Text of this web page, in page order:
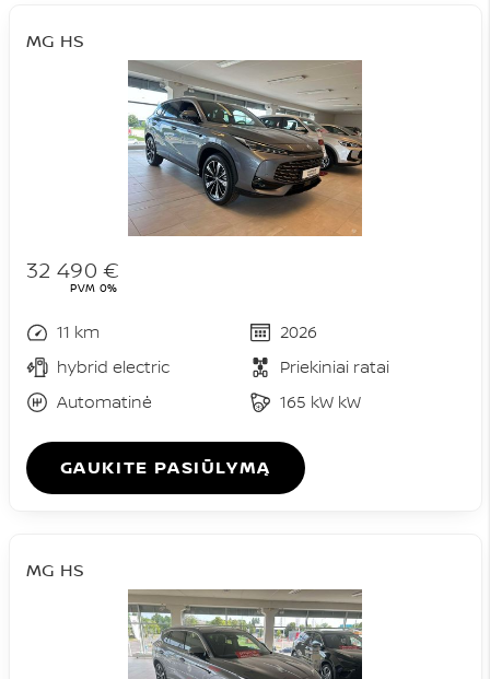
MG HS
32 490 €
PVM 0%
11 km
2026
hybrid electric
Priekiniai ratai
Automatinė
165 kW kW
GAUKITE PASIŪLYMĄ
MG HS